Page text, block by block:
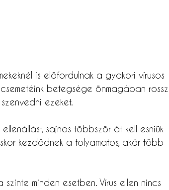
is előfordulnak a gyakori vírusos
betegsége önmagában rossz
szenvedni ezeket.
sajnos többször át kell esniük
kezdődnek a folyamatos, akár több
minden esetben. Vírus ellen nincs